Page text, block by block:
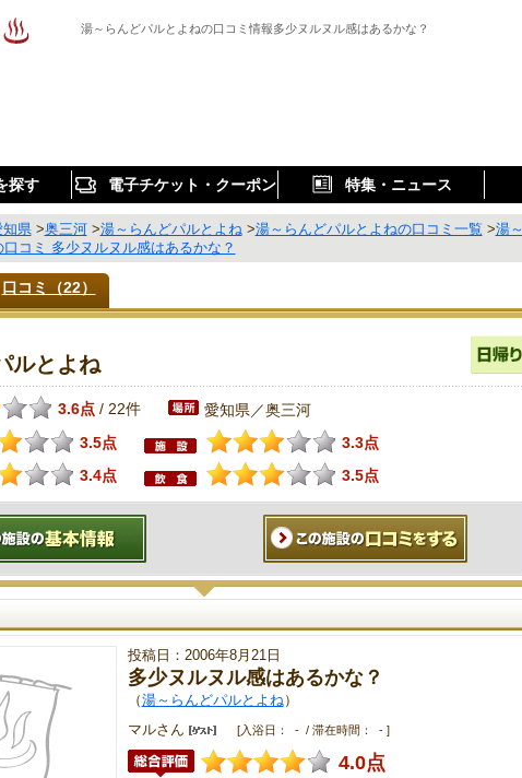
湯～らんどパルとよねの口コミ情報多少ヌルヌル感はあるかな？
探す 電子チケット・クーポン 特集・ニュース
知県>奥三河>湯～らんどパルとよね>湯～らんどパルとよねの口コミ一覧 >湯～
コミ 多少ヌルヌル感はあるかな？
口コミ（22）
ルとよね
3.6点 / 22件 愛知県／奥三河
3.5点
3.3点
3.4点
3.5点
投稿日：2006年8月21日
多少ヌルヌル感はあるかな？
（湯～らんどパルとよね）
マルさん
[入浴日： - / 滞在時間： - ]
4.0点